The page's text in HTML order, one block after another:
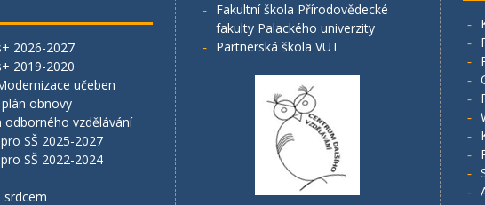
2026-2027
2019-2020
učeben
obnovy
odborného vzdělávání
SŠ 2025-2027
SŠ 2022-2024
srdcem
Fakultní škola Přírodovědecké
fakulty Palackého univerzity
Partnerská škola VUT